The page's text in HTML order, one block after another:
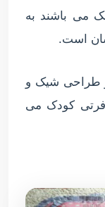
می باشند به
است.
طراحی شیک و
کودک می